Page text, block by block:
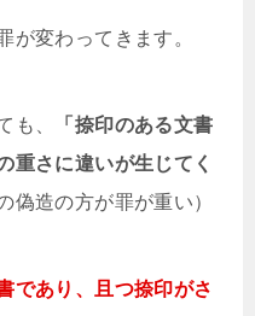
が変わってきます。
も、
「捺印のある文書
重さに違いが生じてく
偽造の方が罪が重い）
であり、且つ捺印がさ